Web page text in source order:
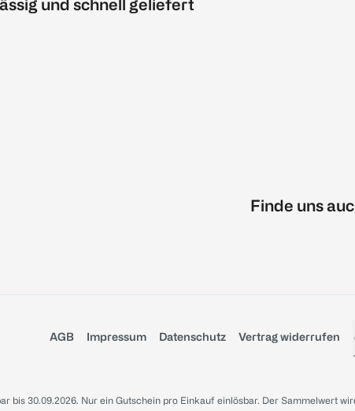
und schnell geliefert
Finde uns
AGB Impressum Datenschutz Vertrag widerrufen
bis 30.09.2026. Nur ein Gutschein pro Einkauf einlösbar. Der Sammelwert